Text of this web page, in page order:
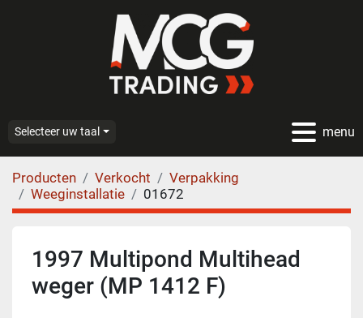
menu
Selecteer uw taal
Producten Verkocht
Verpakking
Weeginstallatie
01672
1997 Multipond Multihead
weger (MP 1412 F)